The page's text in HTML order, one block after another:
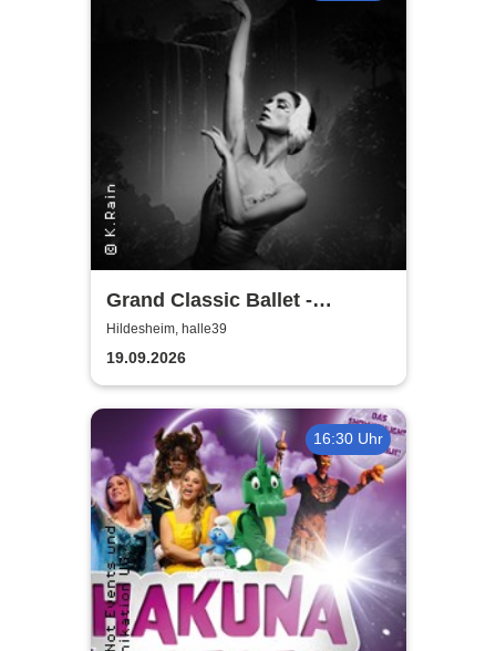
Grand Classic Ballet -
Schwanensee - Jenseits der
Bühne mit live Streichquartett
Hildesheim, halle39
19.09.2026
16:30 Uhr